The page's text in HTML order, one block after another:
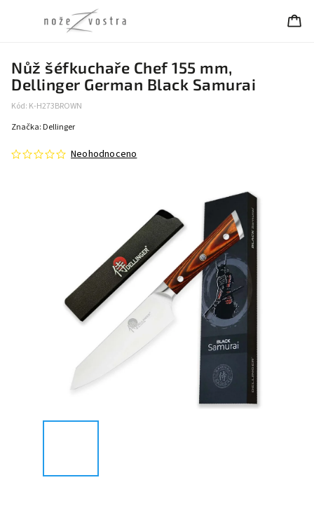
Nůž šéfkuchaře Chef 155 mm,
Dellinger German Black Samurai
Kód: K-H273BROWN
Neohodnoceno
Značka: Dellinger